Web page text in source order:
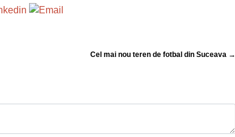
Cel mai nou teren de fotbal din Suceava →